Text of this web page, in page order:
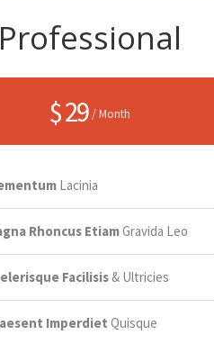
Professional
$ 29 / Month
Lacinia
Rhoncus EtiamGravida Leo
Facilisis & Ultricies
Imperdiet Quisque